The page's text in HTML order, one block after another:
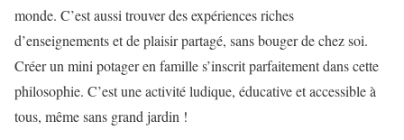
monde. C’est aussi trouver des expériences riches
d’enseignements et de plaisir partagé, sans bouger de chez soi.
Créer un mini potager en famille s’inscrit parfaitement dans cette
philosophie. C’est une activité ludique, éducative et accessible à
tous, même sans grand jardin !